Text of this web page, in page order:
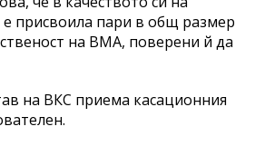
присвоила пари в общ размер
на ВМА, поверени й да
на ВКС приема касационния